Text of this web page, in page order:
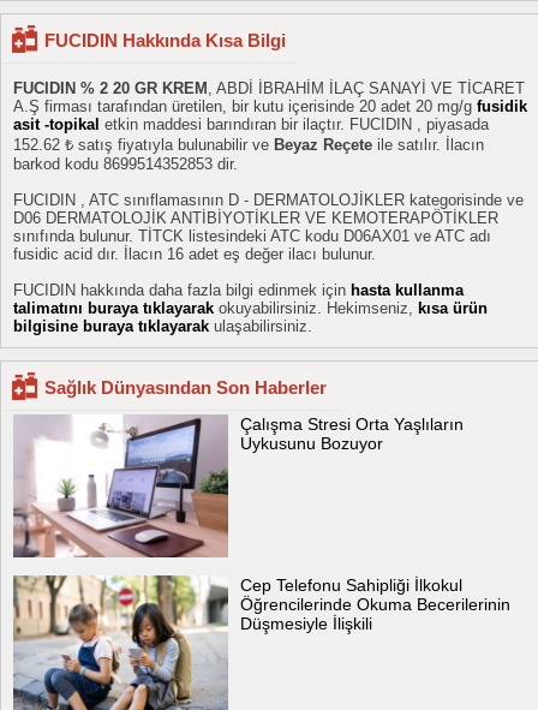
FUCIDIN Hakkında Kısa Bilgi
FUCIDIN % 2 20 GR KREM , ABDİ İBRAHİM İLAÇ SANAYİ VE TİCARET
A.Ş firması tarafından üretilen, bir kutu içerisinde 20 adet 20 mg/g fusidik
asit -topikal etkin maddesi barındıran bir ilaçtır. FUCIDIN , piyasada
152.62 ₺ satış fiyatıyla bulunabilir ve Beyaz Reçete ile satılır. İlacın
barkod kodu 8699514352853 dir.
FUCIDIN , ATC sınıflamasının D - DERMATOLOJİKLER kategorisinde ve
D06 DERMATOLOJİK ANTİBİYOTİKLER VE KEMOTERAPÖTİKLER
sınıfında bulunur. TİTCK listesindeki ATC kodu D06AX01 ve ATC adı
fusidic acid dır. İlacın 16 adet eş değer ilacı bulunur.
FUCIDIN hakkında daha fazla bilgi edinmek için hasta kullanma
talimatını buraya tıklayarak okuyabilirsiniz. Hekimseniz,
kısa ürün
bilgisine buraya tıklayarak ulaşabilirsiniz.
Sağlık Dünyasından Son Haberler
Çalışma Stresi Orta Yaşlıların
Uykusunu Bozuyor
Cep Telefonu Sahipliği İlkokul
Öğrencilerinde Okuma Becerilerinin
Düşmesiyle İlişkili